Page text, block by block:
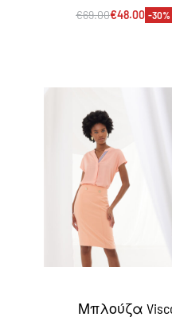
€69.00€48.00 -30%
Μπλούζα